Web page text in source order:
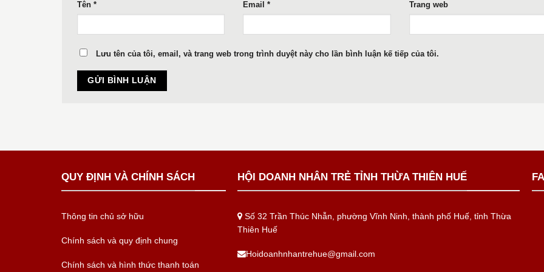
Tên * Email* Trang web
Lưu tên của tôi, email, và trang web trong trình duyệt này cho lần bình luận kế tiếp của tôi.
QUY ĐỊNH VÀ CHÍNH SÁCH
Thông tin chủ sở hữu
Chính sách và quy định chung
Chính sách và hình thức thanh toán
HỘI DOANH NHÂN TRẺ TỈNH THỪA THIÊN HUẾ
Số 32 Trần Thúc Nhẫn, phường Vĩnh Ninh, thành phố Huế, tỉnh Thừa
Thiên Huế
Hoidoanhnhantrehue@gmail.com